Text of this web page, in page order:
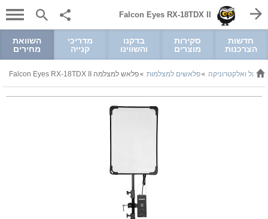
Falcon Eyes RX-18TDX II
חדשות
הצרכנות
סקירות
מוצרים
בדקנו
והשווינו
מדריכי
קנייה
השוואת
מחירים
חשמל ואלקטרוניקה >פלאשים למצלמות >פלאש למצלמה Falcon Eyes RX-18TDX II